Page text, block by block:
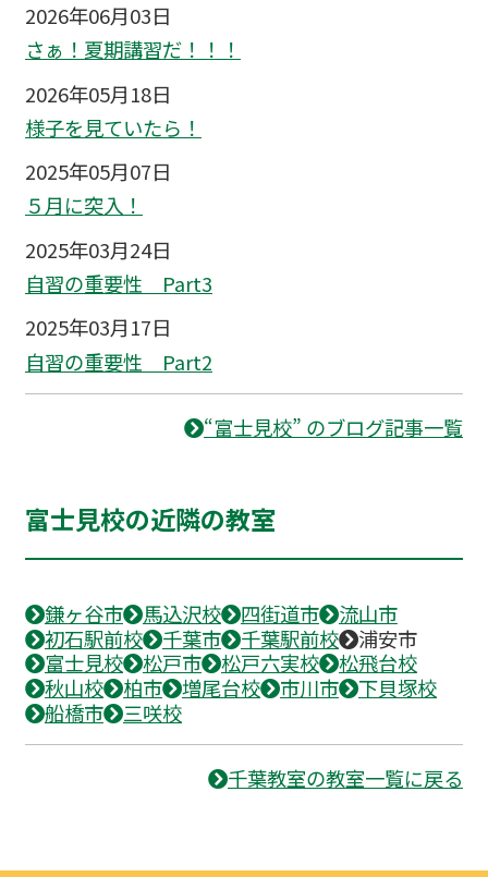
2026年06月03日
さぁ！夏期講習だ！！！
2026年05月18日
様子を見ていたら！
2025年05月07日
５月に突入！
2025年03月24日
自習の重要性 Part3
2025年03月17日
自習の重要性 Part2
“富士見校” のブログ記事一覧
富士見校の近隣の教室
鎌ヶ谷市 馬込沢校 四街道市
流山市
初石駅前校
千葉市 千葉駅前校
浦安市
富士見校
松戸市 松戸六実校
松飛台校
秋山校
柏市 増尾台校 市川市
下貝塚校
船橋市
三咲校
千葉教室の教室一覧に戻る